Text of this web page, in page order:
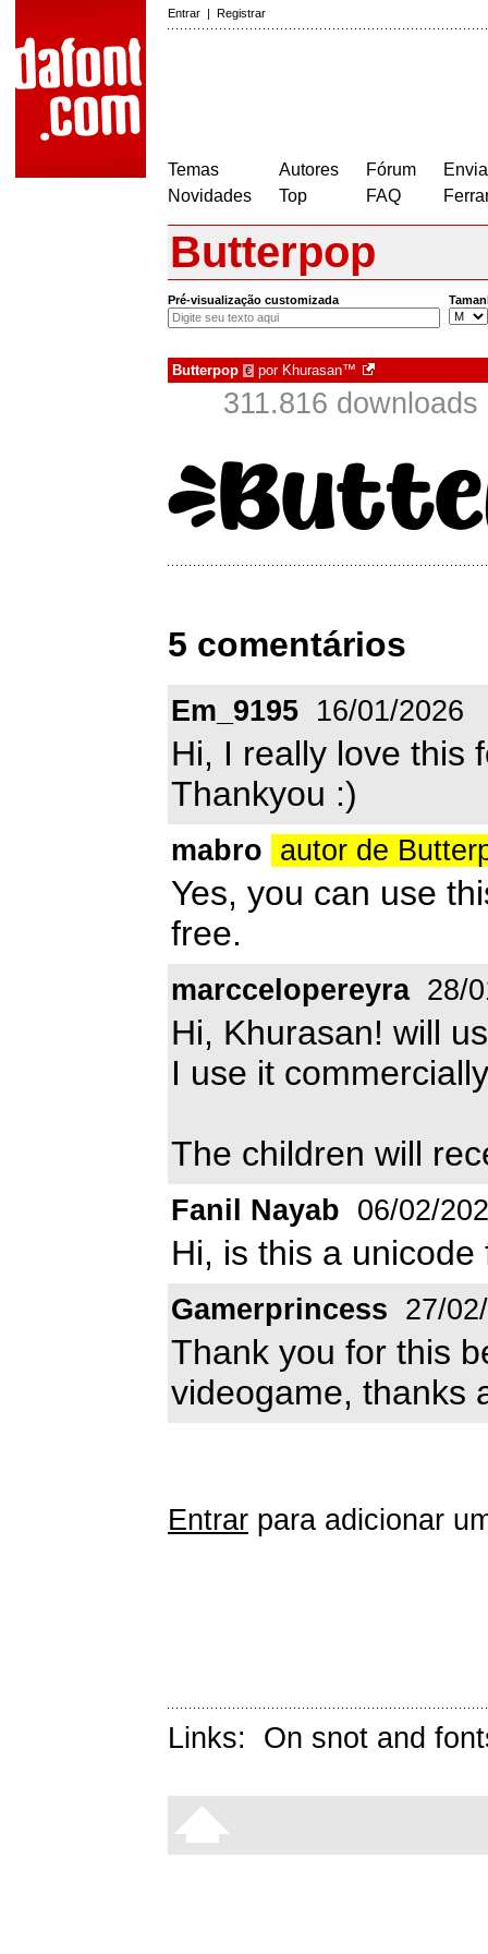
Entrar | Registrar
Temas
Novidades
Autores
Top
Fórum
FAQ
Butterpop
Pré-visualização customizada
Butterpop € por Khurasan™
311.816
5 comentários
Em_9195 16/01/2026
Hi, I really love this
Thankyou :)
mabro autor de
Yes, you can use
free.
marccelopereyra 28/
Hi, Khurasan! will
I use it
The children will
Fanil Nayab 06/02/
Hi, is this a unicode
Gamerprincess 27/
Thank you for this
videogame, thanks
Entrar para adicionar
Links: On snot and